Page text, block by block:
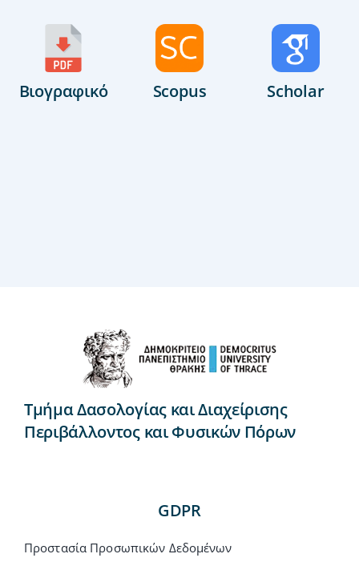
Βιογραφικό Scopus Scholar
Τμήμα Δασολογίας και Διαχείρισης
Περιβάλλοντος και Φυσικών Πόρων
GDPR
Προστασία Προσωπικών Δεδομένων